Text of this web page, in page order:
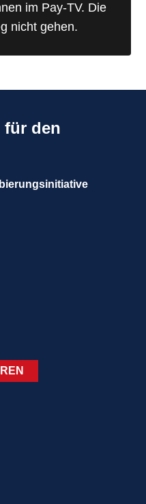
im Pay-TV. Die
nicht gehen.
für den